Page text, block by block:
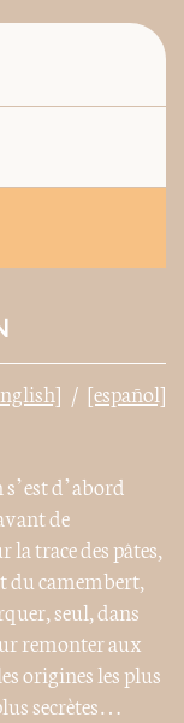
[español]
d’abord
de
la trace des pâtes,
du camembert,
seul, dans
remonter aux
origines les plus
secrètes…